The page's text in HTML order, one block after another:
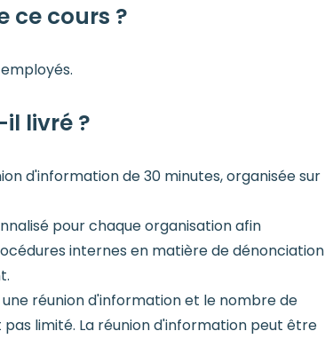
ce cours ?
livré ?
d'information de 30 minutes, organisée sur
pour chaque organisation afin
internes en matière de dénonciation
réunion d'information et le nombre de
limité. La réunion d'information peut être